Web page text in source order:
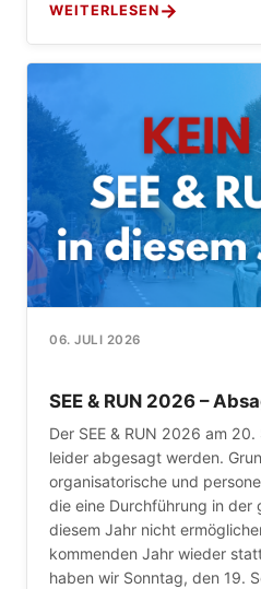
WEITERLESEN
06. JULI 2026
SEE & RUN 2026 –
Der SEE & RUN 2026 am
leider abgesagt werden.
organisatorische und
die eine Durchführung in der
diesem Jahr nicht
kommenden Jahr wieder
haben wir Sonntag, den 19.